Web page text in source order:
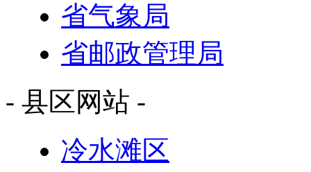
省气象局
省邮政管理局
- 县区网站 -
冷水滩区